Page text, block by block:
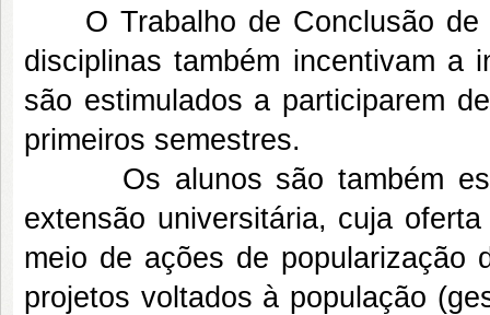
O Trabalho de Conclusão de
disciplinas também incentivam a
são estimulados a participarem
primeiros semestres.
Os alunos são também
extensão universitária, cuja
meio de ações de popularização
projetos voltados à população